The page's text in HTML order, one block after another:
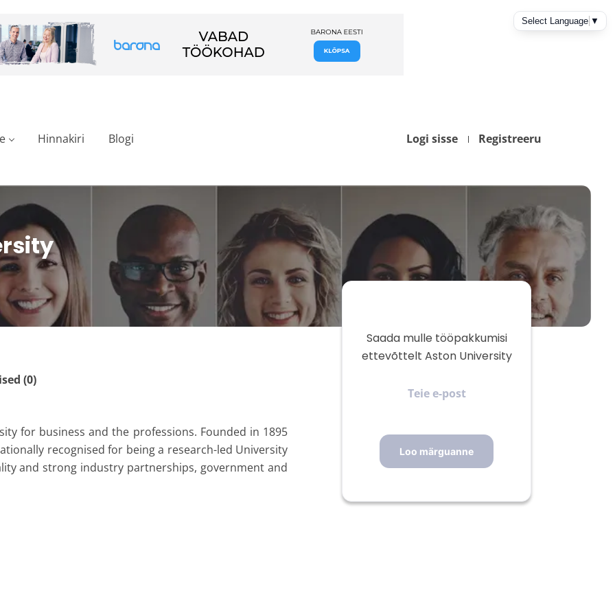
Logi sisse Registreeru
Hinnakiri Blogi
(0)
for business and the professions. Founded in 1895
recognised for being a research-led University
and strong industry partnerships, government and
Saada mulle tööpakkumisi
ettevõttelt Aston University